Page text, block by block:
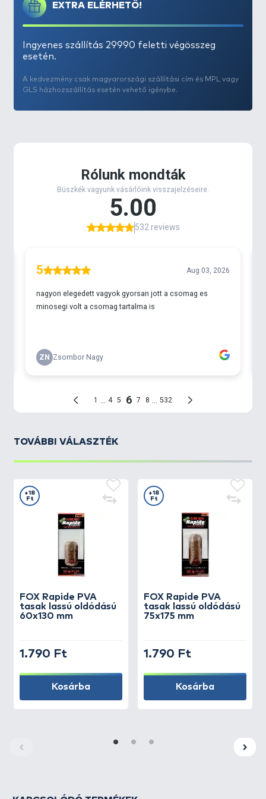
töltőszerszámhoz valók!
EXTRA ELÉRHETŐ!
Ingyenes szállítás 29990 feletti végösszeg
esetén.
A kedvezmény csak magyarországi szállítási cím és MPL vagy
GLS házhozszállítás esetén vehető igénybe.
TOVÁBBI VÁLASZTÉK
FOX Rapide PVA
tasak lassú oldódású
60x130 mm
+18
Ft
1.790 Ft
Kosárba
FOX Rapide PVA
tasak lassú oldódású
75x175 mm
+18
Ft
1.790 Ft
Kosárba